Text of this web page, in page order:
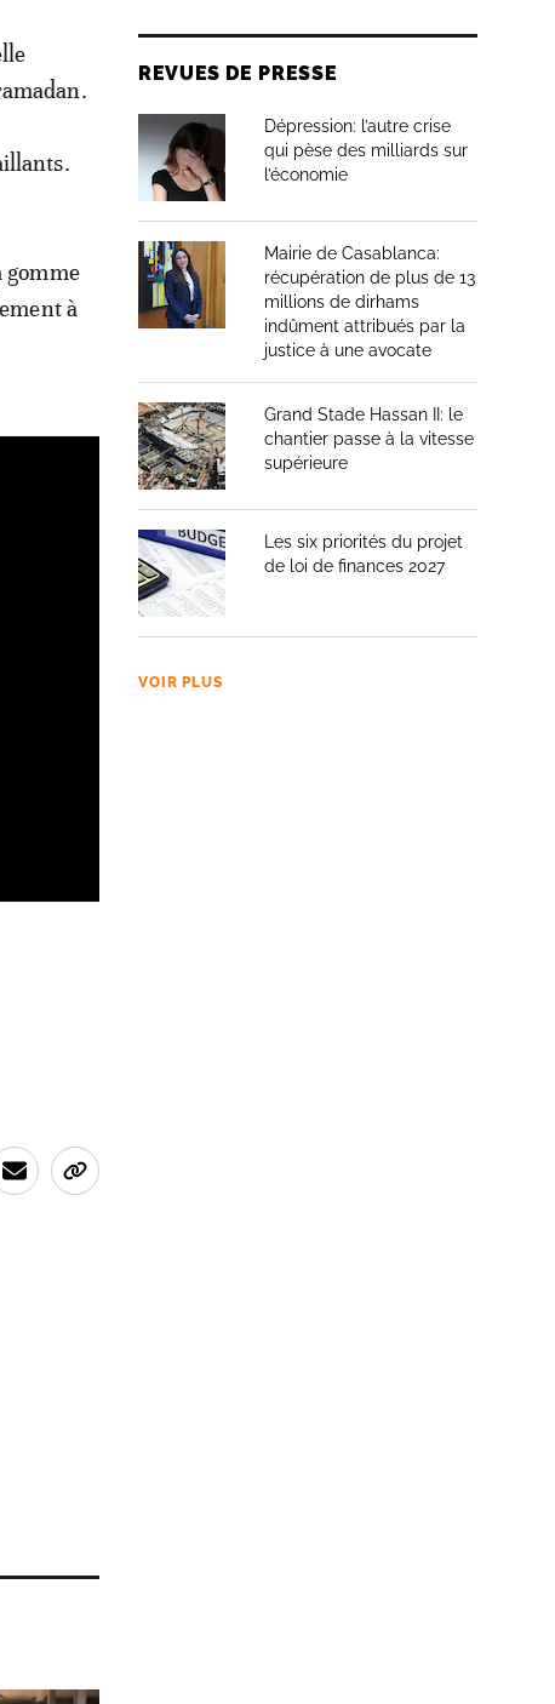
gomme
à
REVUES DE PRESSE
Dépression: l’autre crise
qui pèse des milliards sur
l’économie
Mairie de Casablanca:
récupération de plus de 13
millions de dirhams
indûment attribués par la
justice à une avocate
Grand Stade Hassan II: le
chantier passe à la vitesse
supérieure
Les six priorités du projet
de loi de finances 2027
VOIR PLUS